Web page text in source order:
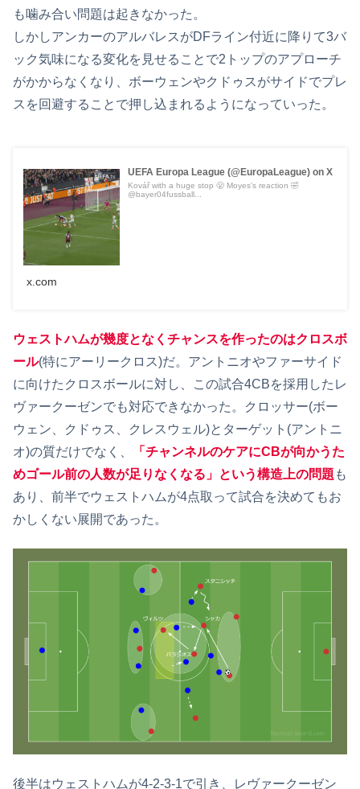
も噛み合い問題は起きなかった。
しかしアンカーのアルバレスがDFライン付近に降りて3バ
ック気味になる変化を見せることで2トップのアプローチ
がかからなくなり、ボーウェンやクドゥスがサイドでプレ
スを回避することで押し込まれるようになっていった。
UEFA Europa League (@EuropaLeague) on X
Kovář with a huge stop 😤 Moyes's reaction 🤣
@bayer04fussball...
x.com
ウェストハムが幾度となくチャンスを作ったのはクロスボ
ール(特にアーリークロス)だ。アントニオやファーサイド
に向けたクロスボールに対し、この試合4CBを採用したレ
ヴァークーゼンでも対応できなかった。クロッサー(ボー
ウェン、クドゥス、クレスウェル)とターゲット(アントニ
オ)の質だけでなく、
「チャンネルのケアにCBが向かうた
めゴール前の人数が足りなくなる」という構造上の問題 も
あり、前半でウェストハムが4点取って試合を決めてもお
かしくない展開であった。
後半はウェストハムが4-2-3-1で引き、レヴァークーゼン